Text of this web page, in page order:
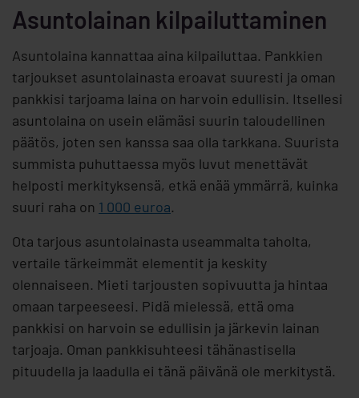
Asuntolainan kilpailuttaminen
Asuntolaina kannattaa aina kilpailuttaa. Pankkien
tarjoukset asuntolainasta eroavat suuresti ja oman
pankkisi tarjoama laina on harvoin edullisin. Itsellesi
asuntolaina on usein elämäsi suurin taloudellinen
päätös, joten sen kanssa saa olla tarkkana. Suurista
summista puhuttaessa myös luvut menettävät
helposti merkityksensä, etkä enää ymmärrä, kuinka
suuri raha on 1 000 euroa.
Ota tarjous asuntolainasta useammalta taholta,
vertaile tärkeimmät elementit ja keskity
olennaiseen. Mieti tarjousten sopivuutta ja hintaa
omaan tarpeeseesi. Pidä mielessä, että oma
pankkisi on harvoin se edullisin ja järkevin lainan
tarjoaja. Oman pankkisuhteesi tähänastisella
pituudella ja laadulla ei tänä päivänä ole merkitystä.